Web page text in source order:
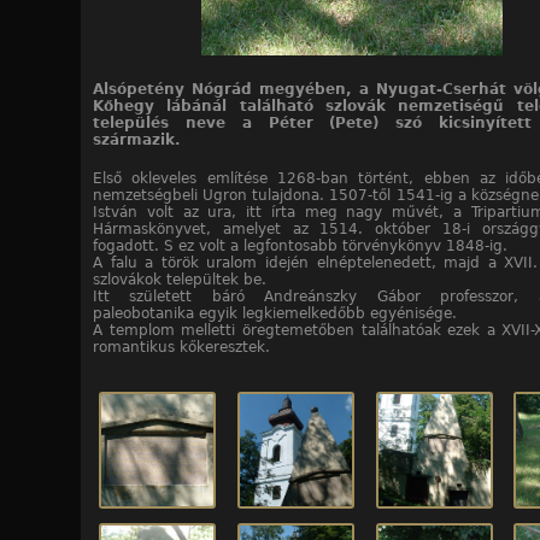
Alsópetény Nógrád megyében, a Nyugat-Cserhát
Kőhegy lábánál található szlovák nemzetiségű
település neve a Péter (Pete) szó kicsinyített
származik.
Első okleveles említése 1268-ban történt, ebben az
nemzetségbeli Ugron tulajdona. 1507-től 1541-ig a
István volt az ura, itt írta meg nagy művét, a
Hármaskönyvet, amelyet az 1514. október 18-i
fogadott. S ez volt a legfontosabb törvénykönyv 1848-ig.
A falu a török uralom idején elnéptelenedett, majd a XVII.
szlovákok települtek be.
Itt született báró Andreánszky Gábor professzor,
paleobotanika egyik legkiemelkedőbb egyénisége.
A templom melletti öregtemetőben találhatóak ezek a XVII-
romantikus kőkeresztek.